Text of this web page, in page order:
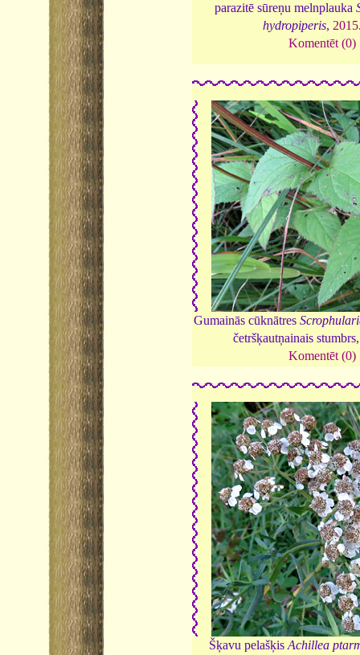
parazitē sūreņu melnplauka
hydropiperis, 2015
Komentēt (0)
Gumainās cūknātres
četršķautņainais
Komentēt (0)
Šķavu pelašķisAchillea